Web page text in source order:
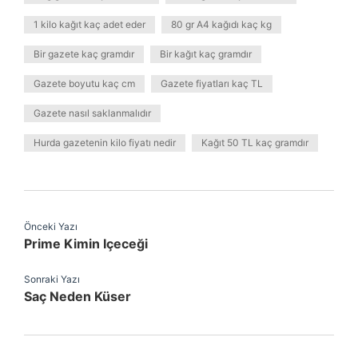
1 kilo kağıt kaç adet eder 80 gr A4 kağıdı kaç kg
Bir gazete kaç gramdır Bir kağıt kaç gramdır
Gazete boyutu kaç cm Gazete fiyatları kaç TL
Gazete nasıl saklanmalıdır
Hurda gazetenin kilo fiyatı nedir Kağıt 50 TL kaç gramdır
Önceki Yazı
Prime Kimin Içeceği
Sonraki Yazı
Saç Neden Küser